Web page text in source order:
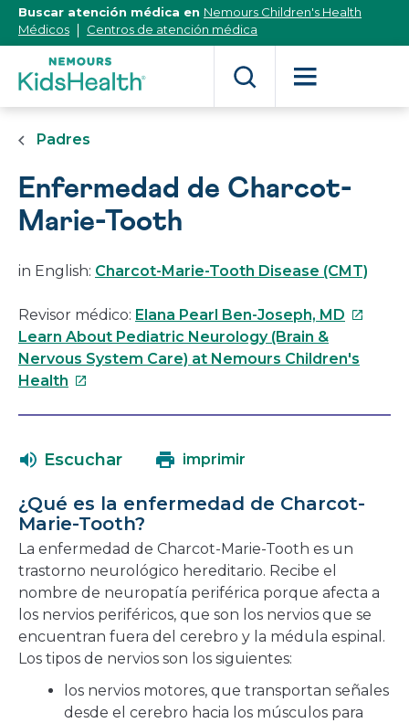
[Skip
Content]
Buscar atención médica en Nemours Children's Health
Médicos
Centros de atención médica
Padres
Enfermedad de Charcot-
Marie-Tooth
in English: Charcot-Marie-Tooth Disease (CMT)
Revisor médico: Elana Pearl Ben-Joseph, MD Este
se
Learn About Pediatric Neurology (Brain &
Nervous System Care) at Nemours Children's
Health Este
en
nueva
ventana
Escuchar imprimir
¿Qué es la enfermedad de Charcot-
Marie-Tooth?
La enfermedad de Charcot-Marie-Tooth es un
trastorno neurológico hereditario. Recibe el
nombre de neuropatía periférica porque afecta a
los nervios periféricos, que son los nervios que se
encuentran fuera del cerebro y la médula espinal.
Los tipos de nervios son los siguientes:
los nervios motores, que transportan señales
desde el cerebro hacia los músculos para